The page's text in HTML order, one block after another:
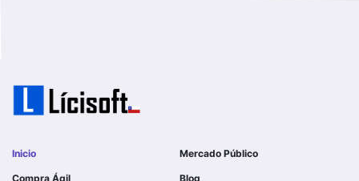
I MUNICIPALIDAD DE GORBEA
I MUNICIPALIDAD DE NINHUE
Region Del Biobio
Inicio Mercado Público
Compra Ágil Blog